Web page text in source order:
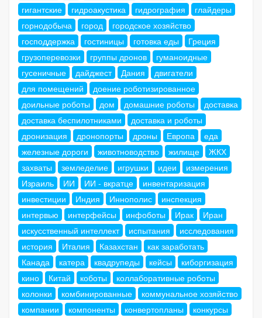
гигантские
гидроакустика гидрография
глайдеры
горнодобыча
город
городское хозяйство
господдержка
гостиницы готовка еды
Греция
грузоперевозки
группы дронов
гуманоидные
гусеничные
дайджест Дания
двигатели
для помещений
доение роботизированное
доильные роботы
дом домашние роботы
доставка
доставка беспилотниками
доставка и роботы
дронизация
дронопорты дроны Европа
еда
железные дороги
животноводство жилище
ЖКХ
захваты
земледелие игрушки идеи
измерения
Израиль
ИИ ИИ - вкратце
инвентаризация
инвестиции
Индия Иннополис
инспекция
интервью
интерфейсы инфоботы Ирак
Иран
искусственный интеллект
испытания
исследования
история
Италия Казахстан
как заработать
Канада
катера квадрупеды кейсы
киборгизация
кино
Китай коботы
коллаборативные роботы
колонки
комбинированные
коммунальное хозяйство
компании
компоненты конвертопланы
конкурсы